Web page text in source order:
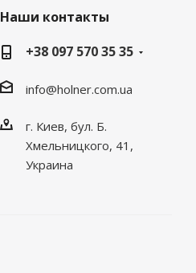
Наши контакты
+38 097 570 35 35
info@holner.com.ua
г. Киев, бул. Б.
Хмельницкого, 41,
Украина